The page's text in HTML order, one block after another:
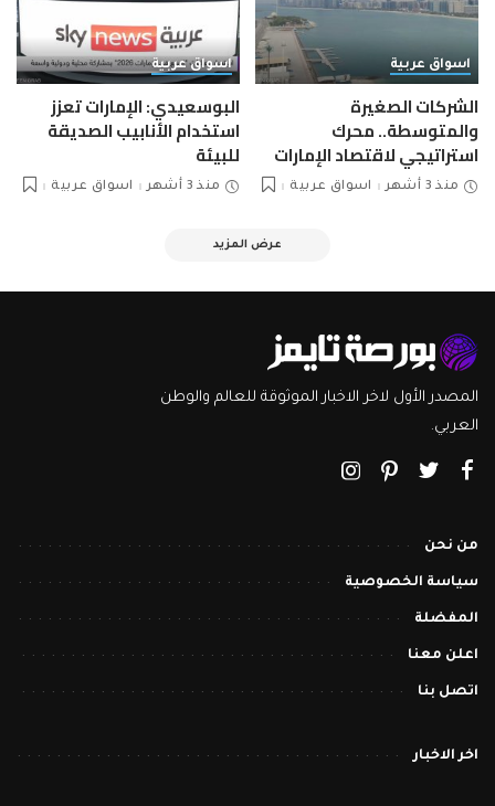
اسواق عربية
الشركات الصغيرة
والمتوسطة.. محرك
استراتيجي لاقتصاد الإمارات
منذ 3 أشهر اسواق عربية
اسواق عربية
البوسعيدي: الإمارات تعزز
استخدام الأنابيب الصديقة
للبيئة
منذ 3 أشهر اسواق عربية
عرض المزيد
المصدر الأول لاخر الاخبار الموثوقة للعالم والوطن
العربي.
من نحن
سياسة الخصوصية
المفضلة
اعلن معنا
اتصل بنا
اخر الاخبار